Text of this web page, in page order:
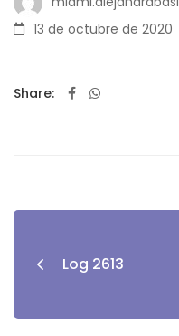
13 de octubre de 2020
Share:
deLog 2613